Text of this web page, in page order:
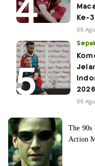
Ke-
06
2026
06